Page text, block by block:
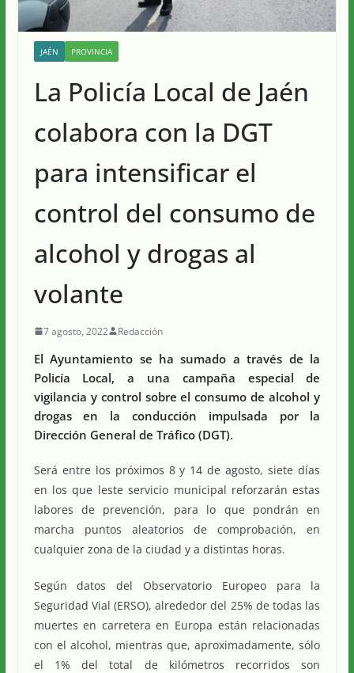
JAÉN PROVINCIA
La Policía Local de Jaén
colabora con la DGT
para intensificar el
control del consumo de
alcohol y drogas al
volante
7 agosto, 2022 Redacción
El Ayuntamiento se ha sumado a través de la
Policía Local, a una campaña especial de
vigilancia y control sobre el consumo de alcohol y
drogas en la conducción impulsada por la
Dirección General de Tráfico (DGT).
Será entre los próximos 8 y 14 de agosto, siete días
en los que leste servicio municipal reforzarán estas
labores de prevención, para lo que pondrán en
marcha puntos aleatorios de comprobación, en
cualquier zona de la ciudad y a distintas horas.
Según datos del Observatorio Europeo para la
Seguridad Vial (ERSO), alrededor del 25% de todas las
muertes en carretera en Europa están relacionadas
con el alcohol, mientras que, aproximadamente, sólo
el 1% del total de kilómetros recorridos son